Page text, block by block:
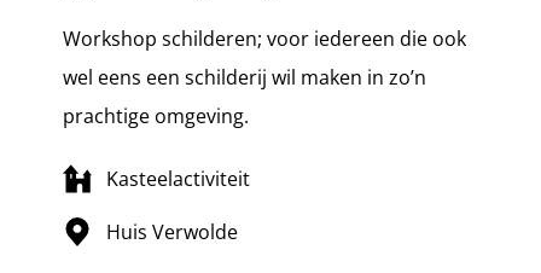
Workshop schilderen; voor iedereen die ook
wel eens een schilderij wil maken in zo’n
prachtige omgeving.
Kasteelactiviteit
Huis Verwolde